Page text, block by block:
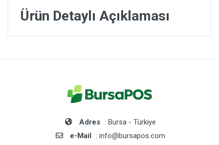
Ürün Detaylı Açıklaması
Adres : Bursa - Türkiye
e-Mail : info@bursapos.com